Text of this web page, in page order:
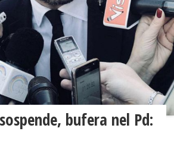
bufera nel Pd: